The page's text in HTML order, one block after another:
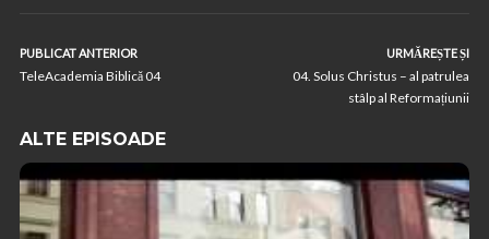
PUBLICAT ANTERIOR
TeleAcademia Biblică 04
URMĂREȘTE ȘI
04. Solus Christus – al patrulea
stâlp al Reformațiunii
ALTE EPISOADE